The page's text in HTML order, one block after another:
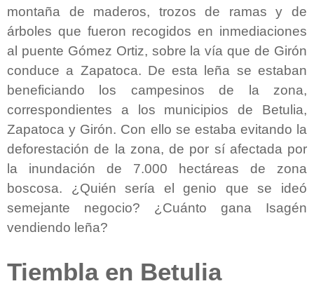
montaña de maderos, trozos de ramas y de
árboles que fueron recogidos en inmediaciones
al puente Gómez Ortiz, sobre la vía que de Girón
conduce a Zapatoca. De esta leña se estaban
beneficiando los campesinos de la zona,
correspondientes a los municipios de Betulia,
Zapatoca y Girón. Con ello se estaba evitando la
deforestación de la zona, de por sí afectada por
la inundación de 7.000 hectáreas de zona
boscosa. ¿Quién sería el genio que se ideó
semejante negocio? ¿Cuánto gana Isagén
vendiendo leña?
Tiembla en Betulia